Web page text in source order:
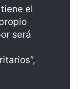
el
será